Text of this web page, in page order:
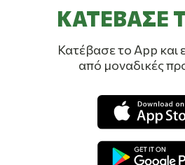
ΚΑΤΕΒΑΣΕ
Κατέβασε το App
από μοναδικές